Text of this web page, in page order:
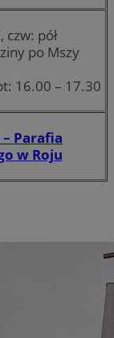
czw: pół
po Mszy
16.00 – 17.30
– Parafia
w Roju